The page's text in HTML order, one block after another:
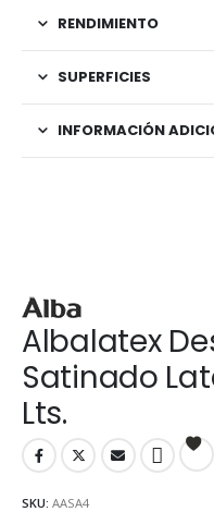
RENDIMIENTO
SUPERFICIES
INFORMACIÓN
Albalatex
Satinado
Lts.
SKU: AASA4